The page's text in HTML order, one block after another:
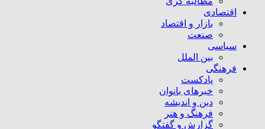
اقتصادی
بازار و اقتصاد
صنعت
سیاسی
بین الملل
فرهنگی
پادکست
خبرهای بانوان
دین و اندیشه
فرهنگ و هنر
گزارش و گفتگو